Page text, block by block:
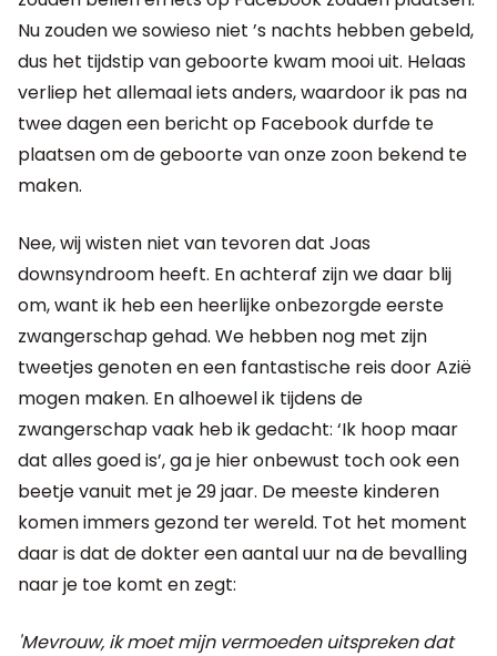
Nu zouden we sowieso niet ’s nachts hebben gebeld,
dus het tijdstip van geboorte kwam mooi uit. Helaas
verliep het allemaal iets anders, waardoor ik pas na
twee dagen een bericht op Facebook durfde te
plaatsen om de geboorte van onze zoon bekend te
maken.
Nee, wij wisten niet van tevoren dat Joas
downsyndroom heeft. En achteraf zijn we daar blij
om, want ik heb een heerlijke onbezorgde eerste
zwangerschap gehad. We hebben nog met zijn
tweetjes genoten en een fantastische reis door Azië
mogen maken. En alhoewel ik tijdens de
zwangerschap vaak heb ik gedacht: ‘Ik hoop maar
dat alles goed is’, ga je hier onbewust toch ook een
beetje vanuit met je 29 jaar. De meeste kinderen
komen immers gezond ter wereld. Tot het moment
daar is dat de dokter een aantal uur na de bevalling
naar je toe komt en zegt:
'Mevrouw, ik moet mijn vermoeden uitspreken dat